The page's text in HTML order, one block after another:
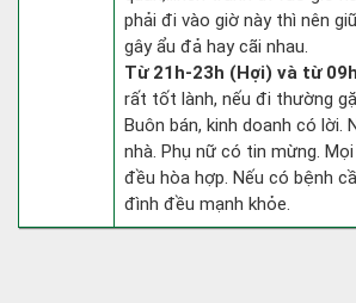
phải đi vào giờ này thì nên
gây ẩu đả hay cãi nhau.
Từ 21h-23h (Hợi) và từ
rất tốt lành, nếu đi thường
Buôn bán, kinh doanh có lời.
nhà. Phụ nữ có tin mừng.
đều hòa hợp. Nếu có bệnh
đình đều mạnh khỏe.